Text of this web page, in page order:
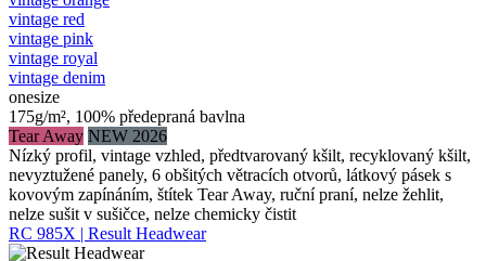
vintage red
vintage pink
vintage royal
vintage denim
onesize
175g/m², 100% předepraná bavlna
Tear Away NEW 2026
Nízký profil, vintage vzhled, předtvarovaný kšilt, recyklovaný kšilt,
nevyztužené panely, 6 obšitých větracích otvorů, látkový pásek s
kovovým zapínáním, štítek Tear Away, ruční praní, nelze žehlit,
nelze sušit v sušičce, nelze chemicky čistit
RC 985X | Result Headwear